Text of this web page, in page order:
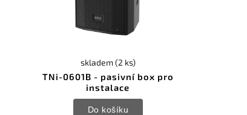
TNi-0601B - pasivní box pro
instalace
skladem(2 ks)
Do košíku